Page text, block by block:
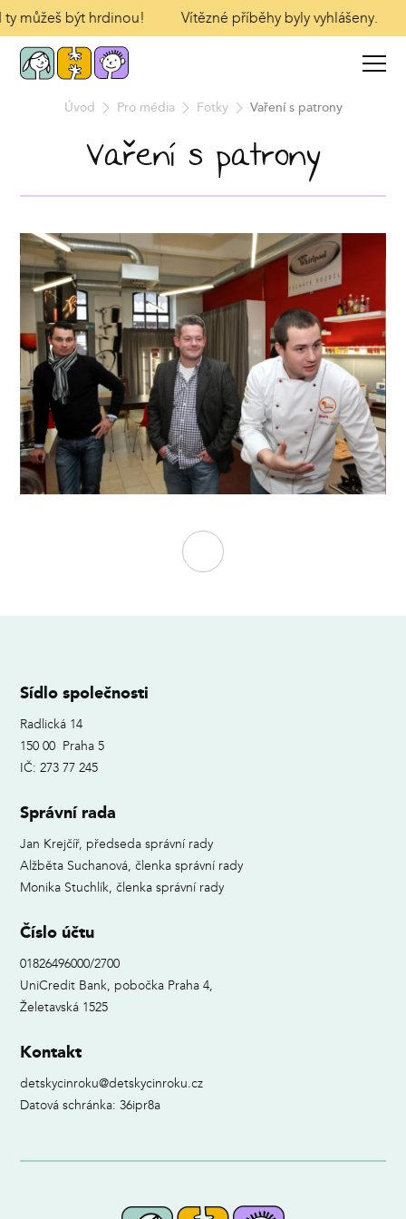
můžeš být hrdinou! Vítězné příběhy byly vyhlášeny.
Úvod Pro média Fotky Vaření s patrony
Vaření s patrony
Sídlo společnosti
Radlická 14
150 00 Praha 5
IČ: 273 77 245
Správní rada
Jan Krejčíř, předseda správní rady
Alžběta Suchanová, členka správní rady
Monika Stuchlík, členka správní rady
Číslo účtu
01826496000/2700
UniCredit Bank, pobočka Praha 4,
Želetavská 1525
Kontakt
detskycinroku@detskycinroku.cz
Datová schránka: 36ipr8a